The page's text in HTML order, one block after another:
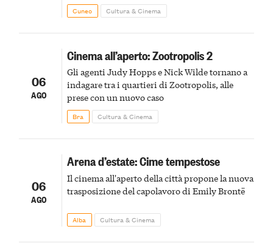
Cuneo Cultura & Cinema
06
AGO
Cinema all’aperto: Zootropolis 2
Gli agenti Judy Hopps e Nick Wilde tornano a
indagare tra i quartieri di Zootropolis, alle
prese con un nuovo caso
Bra Cultura & Cinema
06
AGO
Arena d’estate: Cime tempestose
Il cinema all'aperto della città propone la nuova
trasposizione del capolavoro di Emily Brontë
Alba Cultura & Cinema